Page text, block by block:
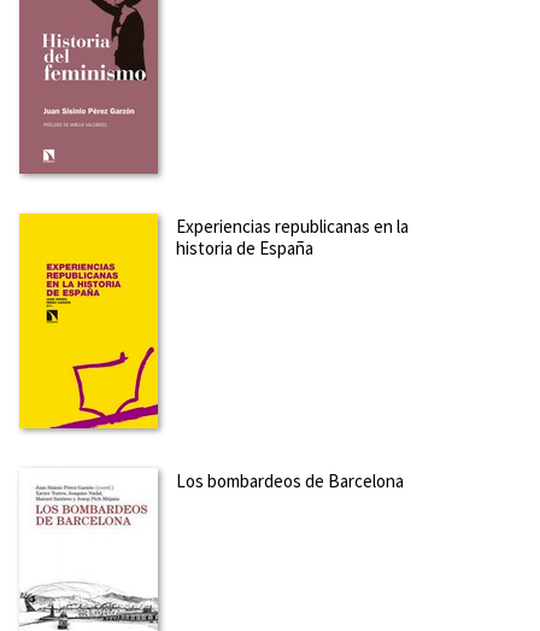
Experiencias republicanas en la
historia de España
Los bombardeos de Barcelona